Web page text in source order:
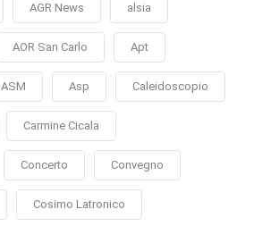
AGR News alsia
AOR San Carlo Apt
ASM Asp Caleidoscopio
Carmine Cicala
Concerto Convegno
Cosimo Latronico